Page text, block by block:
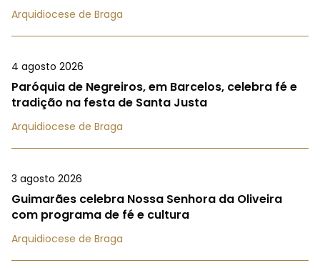
Arquidiocese de Braga
4 agosto 2026
Paróquia de Negreiros, em Barcelos, celebra fé e
tradição na festa de Santa Justa
Arquidiocese de Braga
3 agosto 2026
Guimarães celebra Nossa Senhora da Oliveira
com programa de fé e cultura
Arquidiocese de Braga